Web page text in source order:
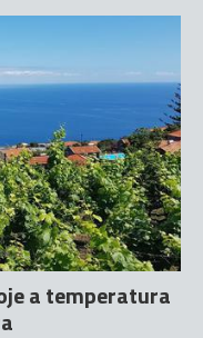
a temperatura